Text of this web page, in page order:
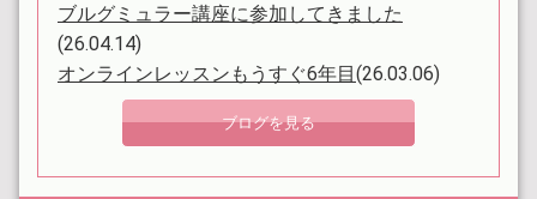
ブルグミュラー講座に参加してきました
(26.04.14)
オンラインレッスンもうすぐ6年目(26.03.06)
ブログを見る